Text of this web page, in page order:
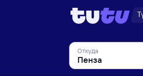
Откуда